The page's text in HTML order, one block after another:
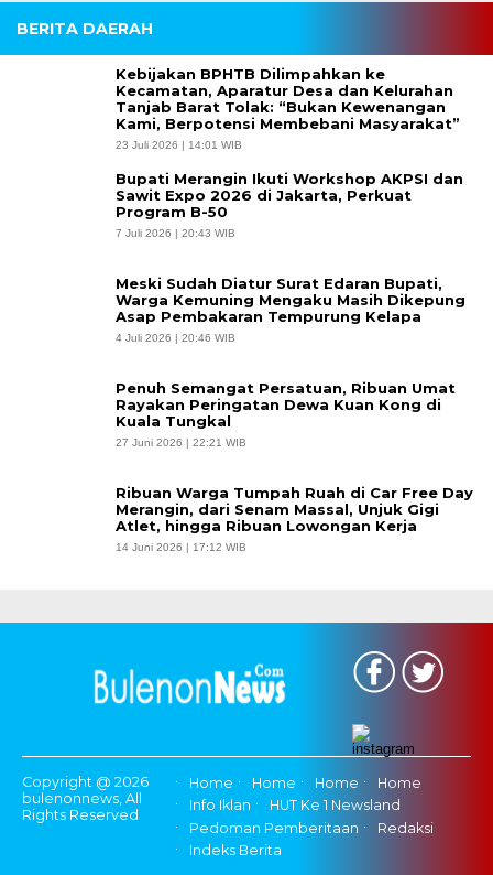
BERITA DAERAH
Kebijakan BPHTB Dilimpahkan ke
Kecamatan, Aparatur Desa dan Kelurahan
Tanjab Barat Tolak: “Bukan Kewenangan
Kami, Berpotensi Membebani Masyarakat”
23 Juli 2026 | 14:01 WIB
Bupati Merangin Ikuti Workshop AKPSI dan
Sawit Expo 2026 di Jakarta, Perkuat
Program B-50
7 Juli 2026 | 20:43 WIB
Meski Sudah Diatur Surat Edaran Bupati,
Warga Kemuning Mengaku Masih Dikepung
Asap Pembakaran Tempurung Kelapa
4 Juli 2026 | 20:46 WIB
Penuh Semangat Persatuan, Ribuan Umat
Rayakan Peringatan Dewa Kuan Kong di
Kuala Tungkal
27 Juni 2026 | 22:21 WIB
Ribuan Warga Tumpah Ruah di Car Free Day
Merangin, dari Senam Massal, Unjuk Gigi
Atlet, hingga Ribuan Lowongan Kerja
14 Juni 2026 | 17:12 WIB
Copyright @ 2026
bulenonnews, All
Rights Reserved
Home Home Home
Home
Info Iklan
HUT Ke 1 Newsland
Pedoman Pemberitaan
Redaksi
Indeks Berita